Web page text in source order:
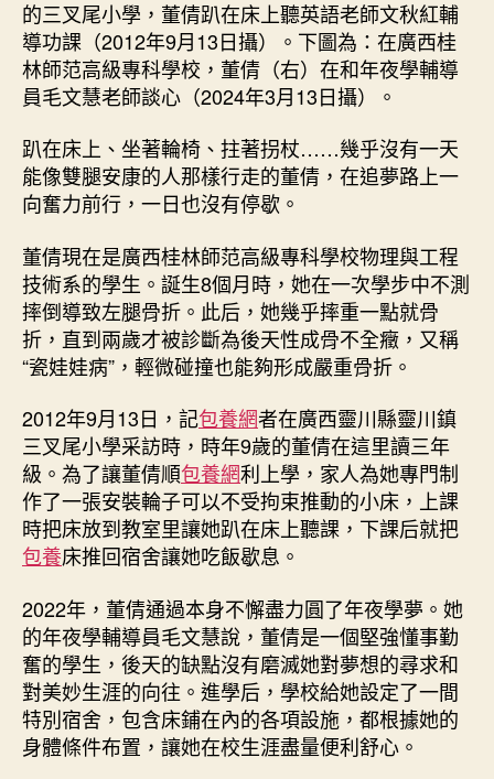
的三叉尾小學，董倩趴在床上聽英語老師文秋紅輔
導功課（2012年9月13日攝）。下圖為：在廣西桂
林師范高級專科學校，董倩（右）在和年夜學輔導
員毛文慧老師談心（2024年3月13日攝）。
趴在床上、坐著輪椅、拄著拐杖……幾乎沒有一天
能像雙腿安康的人那樣行走的董倩，在追夢路上一
向奮力前行，一日也沒有停歇。
董倩現在是廣西桂林師范高級專科學校物理與工程
技術系的學生。誕生8個月時，她在一次學步中不測
摔倒導致左腿骨折。此后，她幾乎摔重一點就骨
折，直到兩歲才被診斷為後天性成骨不全癥，又稱
“瓷娃娃病”，輕微碰撞也能夠形成嚴重骨折。
2012年9月13日，記包養網者在廣西靈川縣靈川鎮
三叉尾小學采訪時，時年9歲的董倩在這里讀三年
級。為了讓董倩順包養網利上學，家人為她專門制
作了一張安裝輪子可以不受拘束推動的小床，上課
時把床放到教室里讓她趴在床上聽課，下課后就把
包養床推回宿舍讓她吃飯歇息。
2022年，董倩通過本身不懈盡力圓了年夜學夢。她
的年夜學輔導員毛文慧說，董倩是一個堅強懂事勤
奮的學生，後天的缺點沒有磨滅她對夢想的尋求和
對美妙生涯的向往。進學后，學校給她設定了一間
特別宿舍，包含床鋪在內的各項設施，都根據她的
身體條件布置，讓她在校生涯盡量便利舒心。